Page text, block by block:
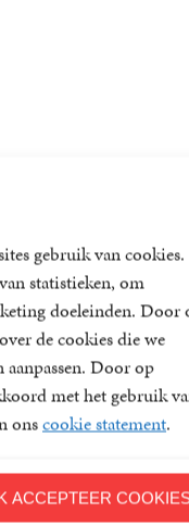
gebruik van cookies.
statistieken, om
doeleinden. Door
de cookies die we
Door op
met het gebruik
onscookie statement.
ACCEPTEER